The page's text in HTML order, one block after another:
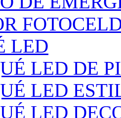
LED
LED DE
LED
LED